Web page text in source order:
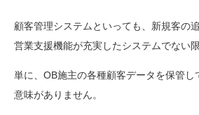
顧客管理システムといっても、新規客の
営業支援機能が充実したシステムでない限
単に、OB施主の各種顧客データを保管し
意味がありません。